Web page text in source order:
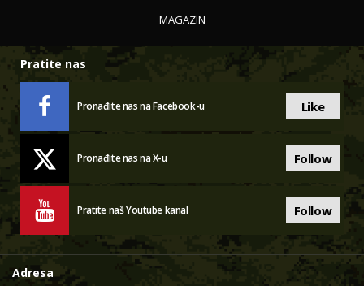
MAGAZIN
Pratite nas
Pronađite nas na Facebook-u Like
Pronađite nas na X-u Follow
Pratite naš Youtube kanal Follow
Adresa